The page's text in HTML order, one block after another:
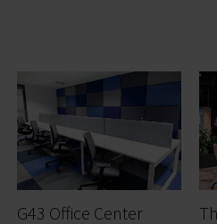
G43 Office Center